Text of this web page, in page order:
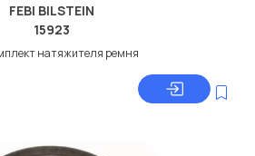
FEBI BILSTEIN
15923
натяжителя ремня